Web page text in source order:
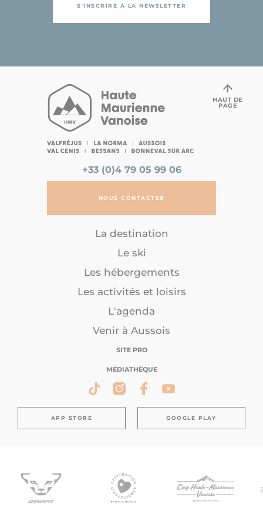
S'INSCRIRE À LA NEWSLETTER
+33 (0)4 79 05 99 06
NOUS CONTACTER
La destination
Le ski
Les hébergements
Les activités et loisirs
L'agenda
Venir à Aussois
SITE PRO
MÉDIATHÈQUE
APP STORE GOOGLE PLAY
HAUT DE
PAGE